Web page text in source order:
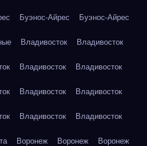
Буэнос-Айрес Буэнос-Айрес
Владивосток Владивосток
Владивосток Владивосток
Владивосток Владивосток
Владивосток Владивосток
Воронеж Воронеж Воронеж